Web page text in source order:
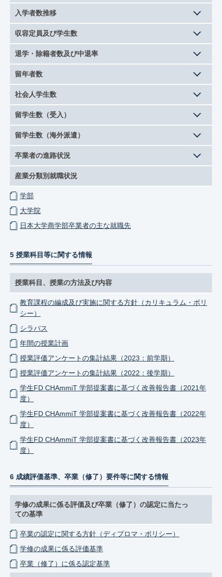
入学者数推移
収容定員及び学生数
退学・除籍者数及び中退率
留年者数
社会人学生数
留学生数（受入）
留学生数（海外派遣）
卒業者の進路状況
産業分類別就職状況
学部
大学院
日本大学商学部卒業者の主な就職先
5 授業科目等に関する情報
授業科目、授業の方法及び内容
教育課程の編成及び実施に関する方針（カリキュラム・ポリ
シー）
シラバス
年間の授業計画
授業評価アンケートの集計結果（2023：前学期）
授業評価アンケートの集計結果（2022：後学期）
学生FD CHAmmiT 学部提案書に基づく改善報告書（2021年
度）
学生FD CHAmmiT 学部提案書に基づく改善報告書（2022年
度）
学生FD CHAmmiT 学部提案書に基づく改善報告書（2023年
度）
6 成績評価基準、卒業（修了）要件等に関する情報
学修の成果に係る評価及び卒業（修了）の認定に当たっ
ての基準
卒業の認定に関する方針（ディプロマ・ポリシー）
学修の成果に係る評価基準
卒業（修了）に係る認定基準